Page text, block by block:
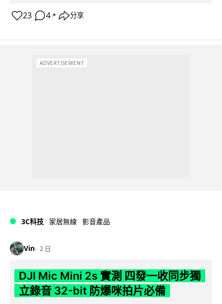
23 4 ↗ 分享
ADVERTISEMENT
3C科技 家居無線 影音產品
Vin 2 日
DJI Mic Mini 2s 實測 四發一收同步獨
立錄音 32-bit 防爆咪拍片必備